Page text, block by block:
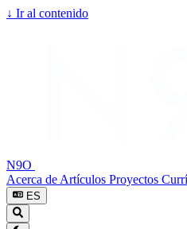
↓ Ir al contenido
N9O
Acerca de Artículos Proyectos
ES